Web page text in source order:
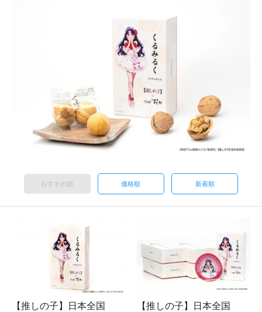
おすすめ順 価格順 新着順
【推しの子】日本全国
【推しの子】日本全国